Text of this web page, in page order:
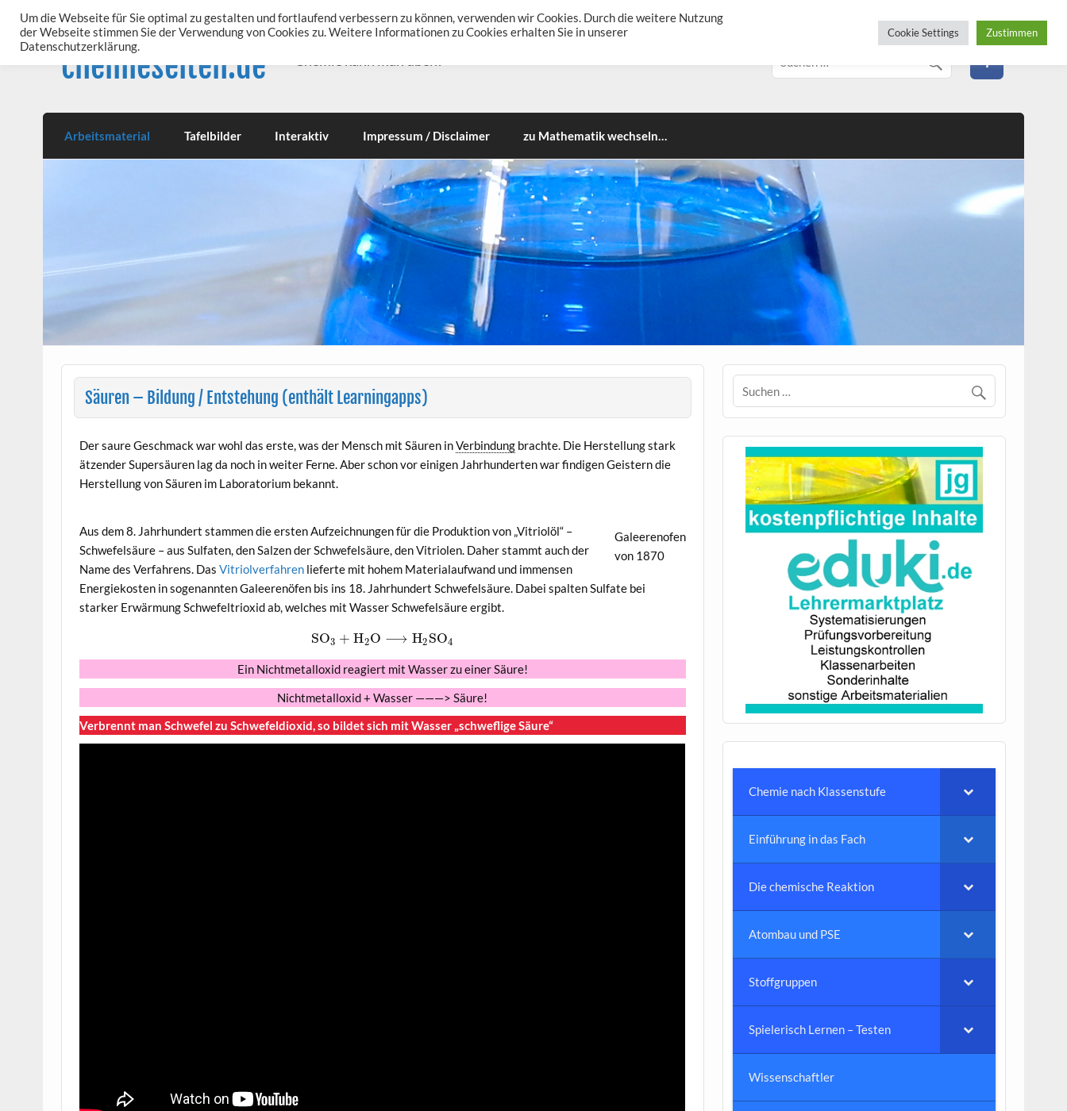
content
chemieseiten.de
Arbeitsmaterial Tafelbilder Interaktiv Impressum / Disclaimer zu Mathematik wechseln…
Säuren – Bildung / Entstehung (enthält Learningapps)
Der saure Geschmack war wohl das erste, was der Mensch mit Säuren inVerbindung brachte. Die Herstellung stark
ätzender Supersäuren lag da noch in weiter Ferne. Aber schon vor einigen Jahrhunderten war findigen Geistern die
Herstellung von Säuren im Laboratorium bekannt.
Galeerenofen
von 1870
Aus dem 8. Jahrhundert stammen die ersten Aufzeichnungen für die Produktion von „Vitriolöl“ –
Schwefelsäure – aus Sulfaten, den Salzen der Schwefelsäure, den Vitriolen. Daher stammt auch der
Name des Verfahrens. DasVitriolverfahren lieferte mit hohem Materialaufwand und immensen
Energiekosten in sogenannten Galeerenöfen bis ins 18. Jahrhundert Schwefelsäure. Dabei spalten Sulfate bei
starker Erwärmung Schwefeltrioxid ab, welches mit Wasser Schwefelsäure ergibt.
SO3 + H2O ⟶ H2 SO4
Ein Nichtmetalloxid reagiert mit Wasser zu einer Säure!
Nichtmetalloxid + Wasser ———> Säure!
Verbrennt man Schwefel zu Schwefeldioxid, so bildet sich mit Wasser „schweflige Säure“
Chemie nach Klassenstufe
Einführung in das Fach
Die chemische Reaktion
Atombau und PSE
Stoffgruppen
Spielerisch Lernen – Testen
Wissenschaftler
Um die Webseite für Sie optimal zu gestalten und fortlaufend verbessern zu können, verwenden wir Cookies. Durch die weitere Nutzung
der Webseite stimmen Sie der Verwendung von Cookies zu. Weitere Informationen zu Cookies erhalten Sie in unserer
Datenschutzerklärung.
Cookie Settings Zustimmen